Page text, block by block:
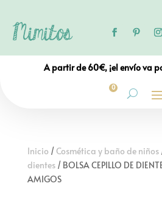
A partir de 60€, ¡el envío va
0
Inicio /Cosmética y baño de niños
dientes/ BOLSA CEPILLO DE
AMIGOS